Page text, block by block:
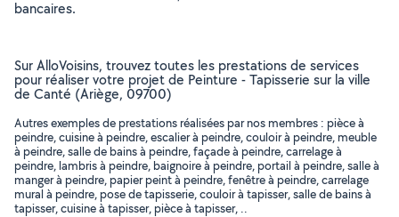
bancaires.
Sur AlloVoisins, trouvez toutes les prestations de services
pour réaliser votre projet de Peinture - Tapisserie sur la ville
de Canté (Ariège, 09700)
Autres exemples de prestations réalisées par nos membres : pièce à
peindre, cuisine à peindre, escalier à peindre, couloir à peindre, meuble
à peindre, salle de bains à peindre, façade à peindre, carrelage à
peindre, lambris à peindre, baignoire à peindre, portail à peindre, salle à
manger à peindre, papier peint à peindre, fenêtre à peindre, carrelage
mural à peindre, pose de tapisserie, couloir à tapisser, salle de bains à
tapisser, cuisine à tapisser, pièce à tapisser, ..